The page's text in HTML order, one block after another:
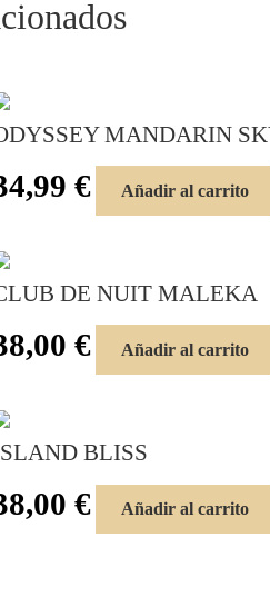
MANDARIN
€ Añadir al carrito
DE NUIT MALEKA
€ Añadir al carrito
BLISS
€ Añadir al carrito